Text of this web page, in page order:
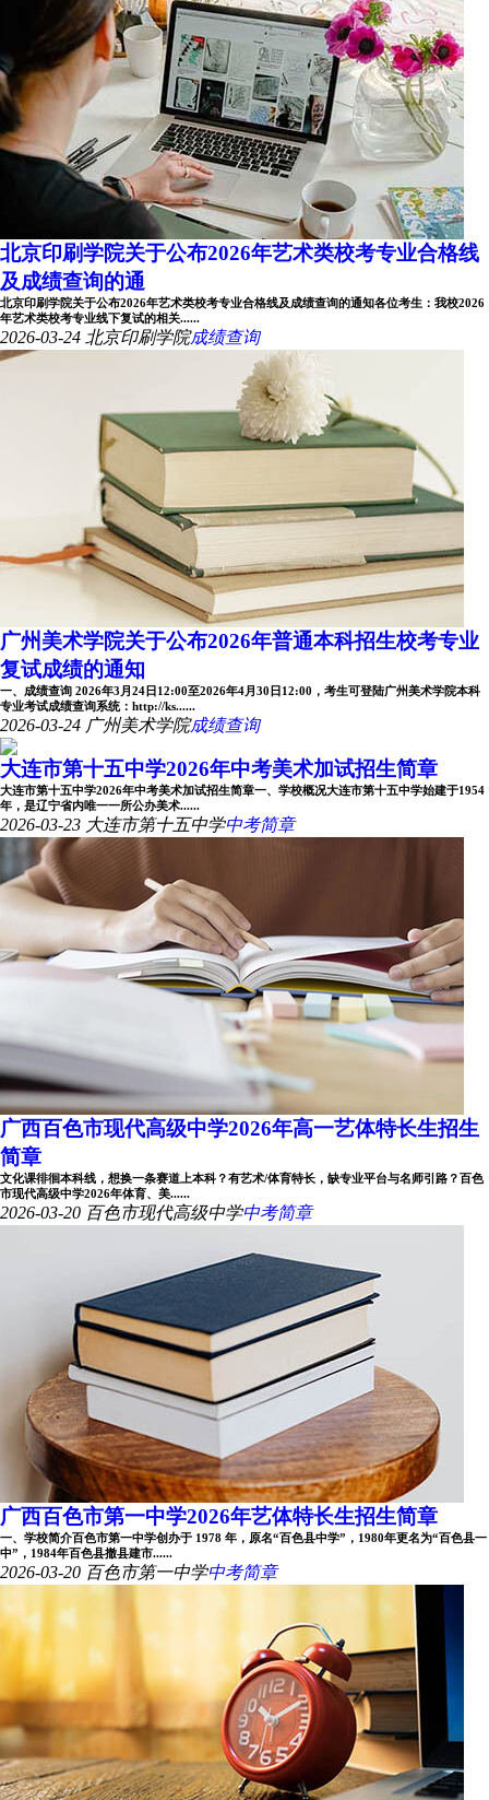
北京印刷学院关于公布2026年艺术类校考专业合格线
及成绩查询的通
北京印刷学院关于公布2026年艺术类校考专业合格线及成绩查询的通知各位考生：我校2026
年艺术类校考专业线下复试的相关......
2026-03-24 北京印刷学院成绩查询
广州美术学院关于公布2026年普通本科招生校考专业
复试成绩的通知
一、成绩查询 2026年3月24日12:00至2026年4月30日12:00，考生可登陆广州美术学院本科
专业考试成绩查询系统：http://ks......
2026-03-24 广州美术学院成绩查询
大连市第十五中学2026年中考美术加试招生简章
大连市第十五中学2026年中考美术加试招生简章一、学校概况大连市第十五中学始建于1954
年，是辽宁省内唯一一所公办美术......
2026-03-23 大连市第十五中学中考简章
广西百色市现代高级中学2026年高一艺体特长生招生
简章
文化课徘徊本科线，想换一条赛道上本科？有艺术/体育特长，缺专业平台与名师引路？百色
市现代高级中学2026年体育、美......
2026-03-20 百色市现代高级中学中考简章
广西百色市第一中学2026年艺体特长生招生简章
一、学校简介百色市第一中学创办于 1978 年，原名“百色县中学”，1980年更名为“百色县一
中”，1984年百色县撤县建市......
2026-03-20 百色市第一中学中考简章